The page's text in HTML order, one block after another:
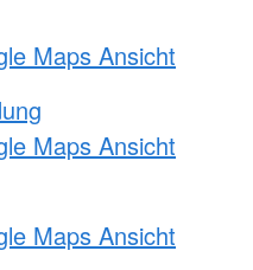
Maps Ansicht
Maps Ansicht
Maps Ansicht